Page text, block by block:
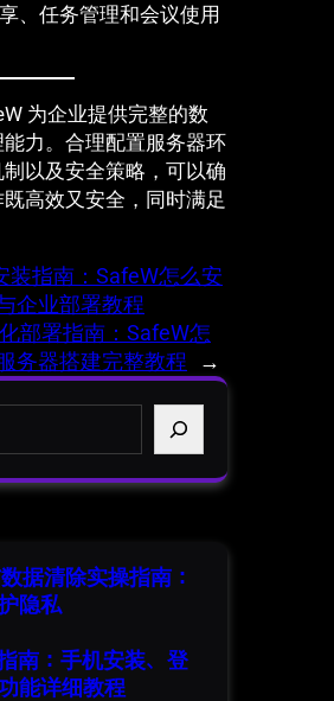
、任务管理和会议使用
为企业提供完整的数
力。合理配置服务器环
以及安全策略，可以确
高效又安全，同时满足
装指南：SafeW怎么安
企业部署教程
部署指南：SafeW怎
务器搭建完整教程
→
据清除实操指南：
隐私
南：手机安装、登
能详细教程